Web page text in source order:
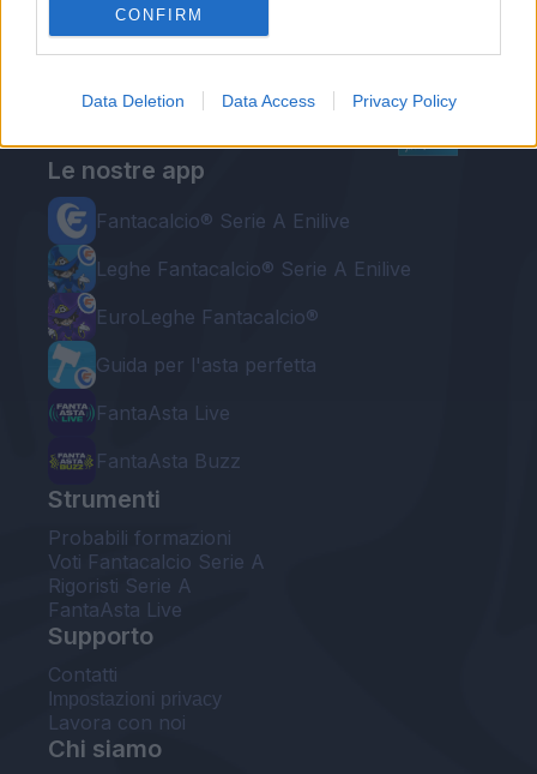
CONFIRM
Data Deletion Data Access Privacy Policy
Le nostre app
Fantacalcio® Serie A Enilive
Leghe Fantacalcio® Serie A Enilive
EuroLeghe Fantacalcio®
Guida per l'asta perfetta
FantaAsta Live
FantaAsta Buzz
Strumenti
Probabili formazioni
Voti Fantacalcio Serie A
Rigoristi Serie A
FantaAsta Live
Supporto
Contatti
Impostazioni privacy
Lavora con noi
Chi siamo